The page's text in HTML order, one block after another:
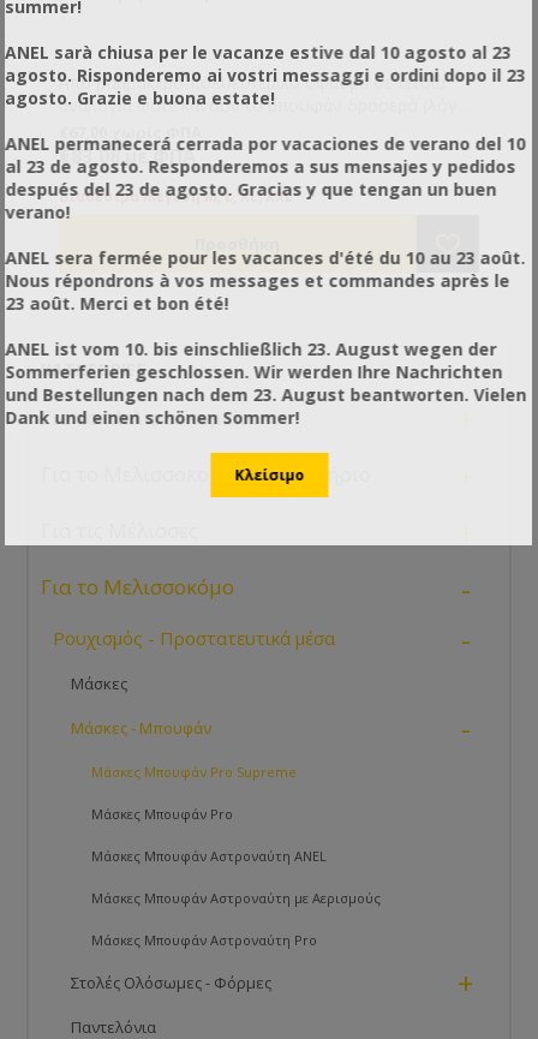
Roomy design with drop sleeves fits over regular
Robust central vertical zip for easy on/off
New-design cuffs with deep hook and loop fasteners
that tighten for a perfect fit
position
Waist elastic is adjustable by means of a cord stop
toggle
Four front patch pockets with secure hook and loop
Key clip in the lower pocket to keep your keys safe
Unique ClearView™veil and throw-back
hood:
hundreds of tiny holes woven in – allows excellent
ventilation to keep you cool and offers the best in all-
around vision, even for spectacle wearers
Can be unzipped and thrown back to rest on your
shoulders – ideal when driving from apiary to apiary
Hood comes off completely for easy laundering
(hood is hand-wash and line-dry only)
Average lifespan of a Sherriff Honey Rustler™in
5-year warranty on all zips
We offer a complete repair and re-veil service to keep
your jacket going even longer
Please keep your swing ticket with a unique
Conforms to: CE BS EN ISO 13688:2015
Από βαμβακερό-πολυεστερικό ύφασμα σε τέτοια
αναλογία ώστε κάνουν το μπουφάν δροσερό (λόγω
πολυεστερικού).
€67,00 χωρίς ΦΠΑ
€83,08 με ΦΠΑ
Διαθέσιμα Μεγέθη M, L, XL, XXL
ΚΑΤΗΓΟΡΊΕΣ
Για το Μελισσοκομείο
Για το Μελισσοκομικό Εργαστήριο
Για το Μελισσοκόμο -
Ρουχισμός - Προστατευτικά μέσα -
Μάσκες
Μάσκες - Μπουφάν -
Μάσκες Μπουφάν Pro Supreme
Μάσκες Μπουφάν Pro
Μάσκες Μπουφάν Αστροναύτη ANEL
Μάσκες Μπουφάν Αστροναύτη με Αερισμούς
Μάσκες Μπουφάν Αστροναύτη Pro
Στολές Ολόσωμες - Φόρμες +
Παντελόνια
summer!
ANEL sarà chiusa per le vacanze estive dal 10 agosto al 23
agosto. Risponderemo ai vostri messaggi e ordini dopo il 23
agosto. Grazie e buona estate!
ANEL permanecerá cerrada por vacaciones de verano del 10
al 23 de agosto. Responderemos a sus mensajes y pedidos
después del 23 de agosto. Gracias y que tengan un buen
verano!
ANEL sera fermée pour les vacances d'été du 10 au 23 août.
Nous répondrons à vos messages et commandes après le
23 août. Merci et bon été!
ANEL ist vom 10. bis einschließlich 23. August wegen der
Sommerferien geschlossen. Wir werden Ihre Nachrichten
und Bestellungen nach dem 23. August beantworten. Vielen
Dank und einen schönen Sommer!